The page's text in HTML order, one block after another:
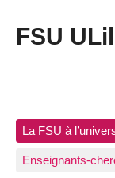
FSU
La FSU à
Enseignants-